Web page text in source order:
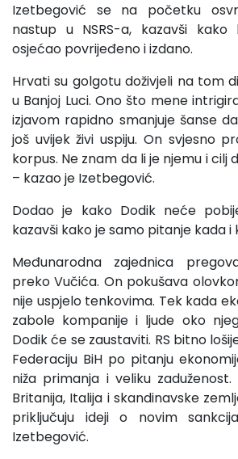
Izetbegović se na početku
nastup u NSRS-a, kazavši
osjećao povrijeđeno i izdano.
Hrvati su golgotu doživjeli na tom
u Banjoj Luci. Ono što mene
izjavom rapidno smanjuje šanse
još uvijek živi uspiju. On svjesno
korpus. Ne znam da li je njemu i cilj
– kazao je Izetbegović.
Dodao je kako Dodik neće
kazavši kako je samo pitanje kada i
Međunarodna zajednica
preko Vučića. On pokušava
nije uspjelo tenkovima. Tek kada
zabole kompanije i ljude oko
Dodik će se zaustaviti. RS bitno
Federaciju BiH po pitanju
niža primanja i veliku zaduženost.
Britanija, Italija i skandinavske
priključuju ideji o novim
Izetbegović.